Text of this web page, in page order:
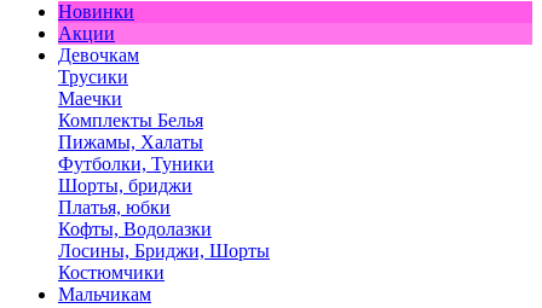
Новинки
Акции
Девочкам
Трусики
Маечки
Комплекты Белья
Пижамы, Халаты
Футболки, Туники
Шорты, бриджи
Платья, юбки
Кофты, Водолазки
Лосины, Бриджи, Шорты
Костюмчики
Мальчикам